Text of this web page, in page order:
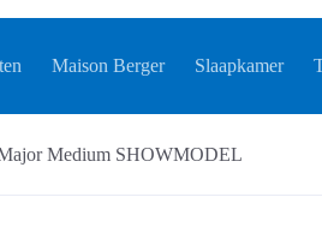
Maison Berger Slaapkamer
Medium SHOWMODEL